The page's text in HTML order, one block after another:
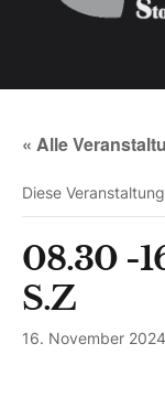
« Alle
Diese
08.30 -
S.Z
16. November